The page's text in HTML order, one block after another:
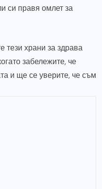
си правя омлет за
тези храни за здрава
забележите, че
и ще се уверите, че съм